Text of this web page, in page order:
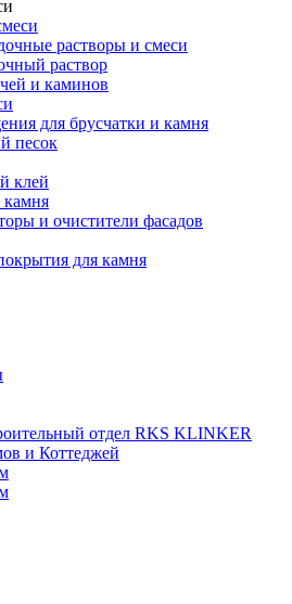
растворы и смеси
раствор
и каминов
для брусчатки и камня
песок
клей
камня
и очистители фасадов
для камня
отдел RKS KLINKER
и Коттеджей